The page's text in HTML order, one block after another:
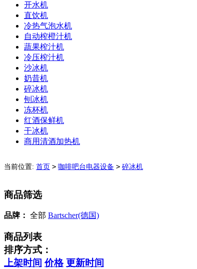
开水机
直饮机
冷热气泡水机
自动榨橙汁机
蔬果榨汁机
冷压榨汁机
沙冰机
奶昔机
碎冰机
刨冰机
冻杯机
红酒保鲜机
干冰机
商用清酒加热机
当前位置: 首页 > 咖啡吧台电器设备 > 碎冰机
商品筛选
品牌： 全部 Bartscher(德国)
商品列表
排序方式：
上架时间 价格 更新时间